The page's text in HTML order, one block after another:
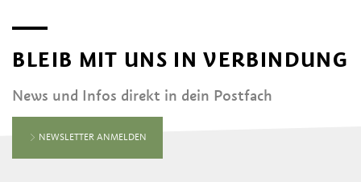
BLEIB MIT UNS IN VERBINDUNG
News und Infos direkt in dein Postfach
NEWSLETTER ANMELDEN